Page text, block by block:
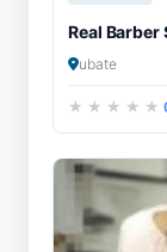
Real Barber
ubate